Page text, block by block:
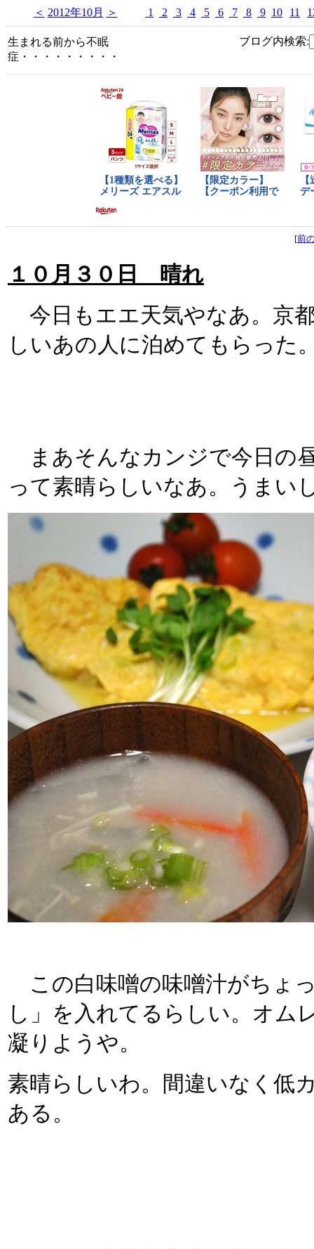
＜ 2012年10月 ＞ 1 2 3 4 5 6 7 8 9 10 11
生まれる前から不眠
症・・・・・・・・・
ブログ内検索:
[前
１０月３０日 晴れ
今日もエエ天気やなあ。京
しいあの人に泊めてもらった
まあそんなカンジで今日の
って素晴らしいなあ。うまい
この白味噌の味噌汁がちょ
し」を入れてるらしい。オム
凝りようや。
素晴らしいわ。間違いなく低
ある。